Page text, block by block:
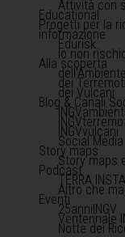
Attività con
Educational
Progetti per la
informazione
Edurisk
Io non
Alla scoperta
dell'Ambiente
dei Terremoti
dei Vulcani
Blog & Canali
INGVvulcani
Social Media
Story maps
Story maps
Podcast
TERRA
Altro che
Eventi
25anniINGV
Ventennale
Notte dei